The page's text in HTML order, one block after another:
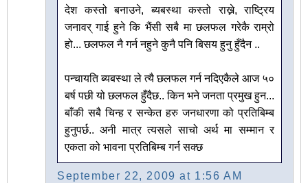
देश कस्तो बनाउने, ब्यबस्था कस्तो राख्ने, राष्ट्रिय
जनावर् गाई हुने कि भैंसी सबै मा छलफल गरेकै राम्रो
हो... छलफल नै गर्न नहुने कुनै पनि बिसय हुनु हुँदैन ..
पन्चायति ब्यबस्था ले त्यै छलफल गर्न नदिएकैले आज ५०
बर्ष पछी यो छलफल हुँदैछ.. किन भने जनता प्रमुख हुन...
बाँकी सबै चिन्ह र सन्केत हरु जनधारणा को प्रतिबिम्ब
हुनुपर्छ.. अनी मात्र त्यसले साचो अर्थ मा सम्मान र
एकता को भावना प्रतिबिम्ब गर्न सक्छ
September 22, 2009 at 1:56 AM